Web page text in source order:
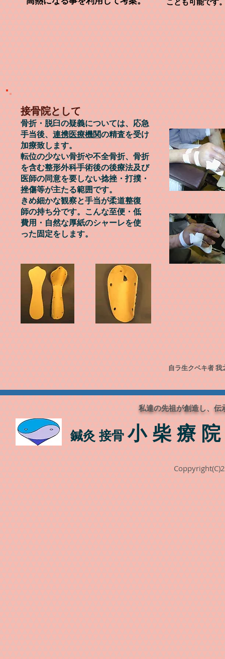
​接骨院として
骨折・脱臼の疑義については、応急
手当後、 連携医療機関の精査を受け
加療致します。
転位の少ない骨折や不全骨折、骨折
を含む整形外科手術後の後療法及び
医師の同意を要しない捻挫・打撲・
挫傷等が主たる範囲です。
きめ細かな観察と手当が柔道整復
師の持ち分です。 こんな至便・低
費用・自然な厚紙のシャーレを使
った固定をします。
自ラ生クベキ者
私達の先祖が創造し、伝
鍼灸 接骨小 柴 療 院